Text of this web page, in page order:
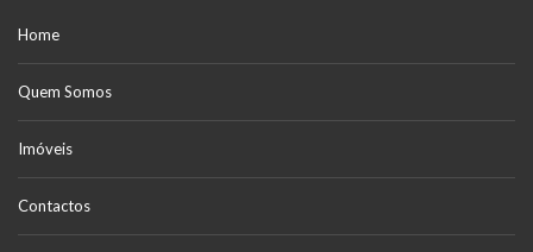
Home
Quem Somos
Imóveis
Contactos